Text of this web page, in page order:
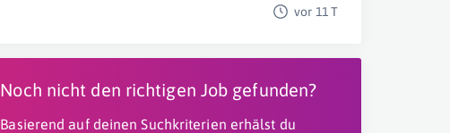
vor 11 T
Noch nicht den richtigen Job gefunden?
Basierend auf deinen Suchkriterien erhälst du